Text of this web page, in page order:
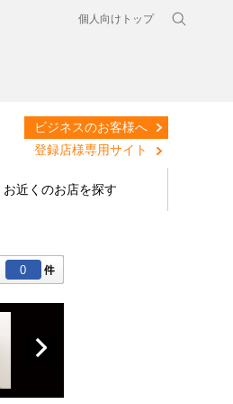
個人向けトップ
ビジネスのお客様へ
登録店様専用サイト
お近くのお店を探す
0